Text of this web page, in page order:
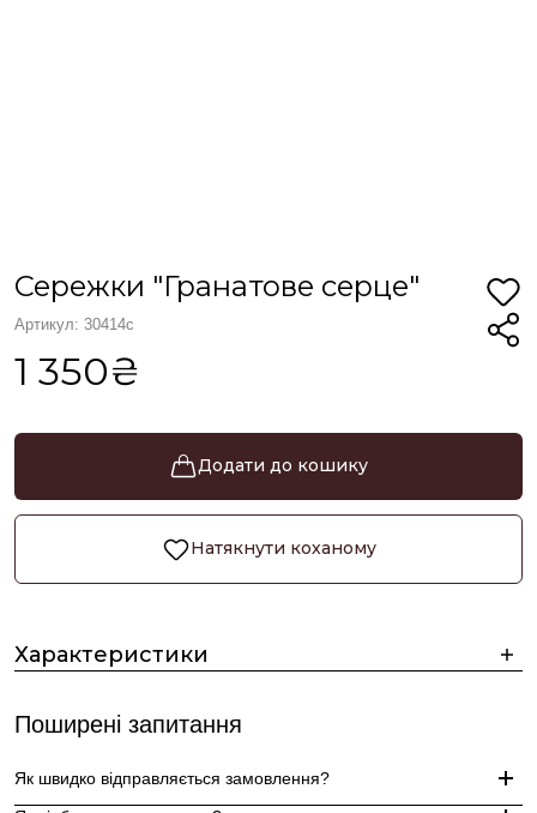
Сережки "Гранатове серце"
Артикул: 30414с
1 350₴
Додати до кошику
Натякнути коханому
Характеристики
Поширені запитання
Як швидко відправляється замовлення?